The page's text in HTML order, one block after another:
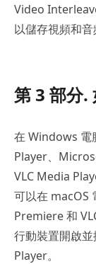
Video
以儲存視頻和音
第 3 部分.
在 Windows 電
Player、
VLC Media
可以在 macOS
Premiere 和
行動裝置開啟
Player。